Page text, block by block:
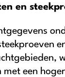
en
een